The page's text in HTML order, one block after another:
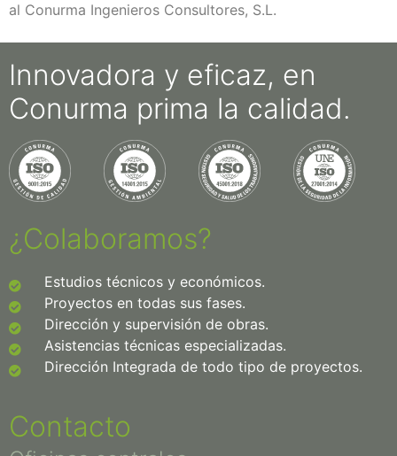
al Conurma Ingenieros Consultores, S.L.
Innovadora y eficaz, en
Conurma prima la calidad.
¿Colaboramos?
Estudios técnicos y económicos.
Proyectos en todas sus fases.
Dirección y supervisión de obras.
Asistencias técnicas especializadas.
Dirección Integrada de todo tipo de proyectos.
Contacto